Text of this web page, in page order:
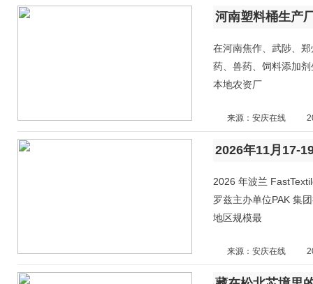
河南塑料桶生产
在河南焦作、武陟、
药、兽药、饲料添加
本地农资厂
来源：安庆在线
2026年11月17-
2026 年波兰
罗兹主办单位PAK 集
地区规模最
来源：安庆在线